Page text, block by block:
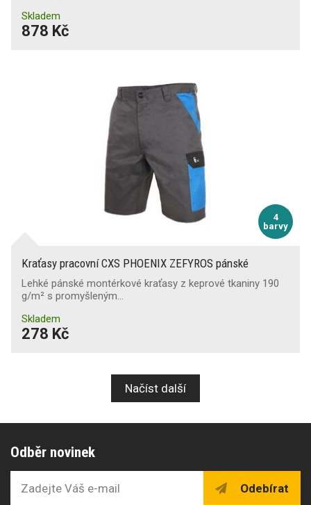
Skladem
878 Kč
4
barvy
Kraťasy pracovní CXS PHOENIX ZEFYROS pánské
Lehké pánské montérkové kraťasy z keprové tkaniny 190
g/m² s promyšleným…
Skladem
278 Kč
Načíst další
Odběr novinek
Odebírat